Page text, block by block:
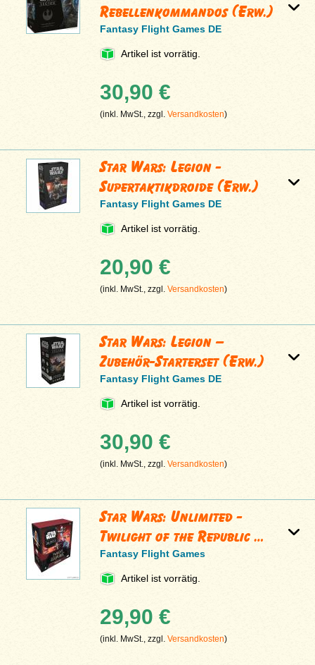
Rebellenkommandos (Erw.)
Fantasy Flight Games DE
Artikel ist vorrätig.
30,90 €
(inkl. MwSt., zzgl.Versandkosten)
Star Wars: Legion -
Supertaktikdroide (Erw.)
Fantasy Flight Games DE
Artikel ist vorrätig.
20,90 €
(inkl. MwSt., zzgl.Versandkosten)
Star Wars: Legion –
Zubehör-Starterset (Erw.)
Fantasy Flight Games DE
Artikel ist vorrätig.
30,90 €
(inkl. MwSt., zzgl.Versandkosten)
Star Wars: Unlimited -
Twilight of the Republic …
Fantasy Flight Games
Artikel ist vorrätig.
29,90 €
(inkl. MwSt., zzgl.Versandkosten)